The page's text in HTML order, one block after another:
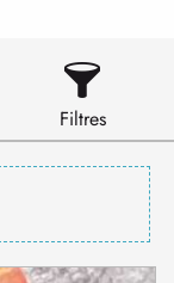
Filtres